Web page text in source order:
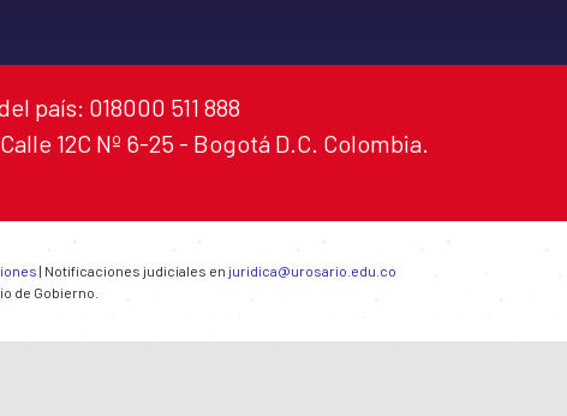
país: 018000 511 888
12C Nº 6-25 - Bogotá D.C. Colombia.
| Notificaciones judiciales en juridica@urosario.edu.co
de Gobierno.